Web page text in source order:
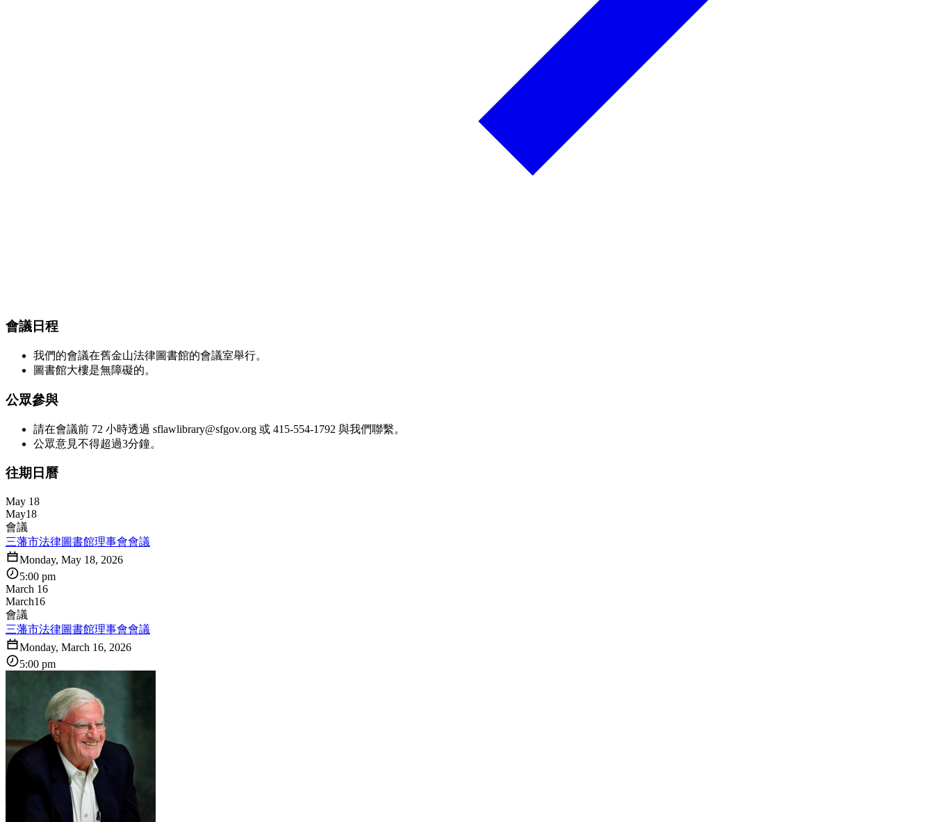
會議日程
我們的會議在舊金山法律圖書館的會議室舉行。
圖書館大樓是無障礙的。
公眾參與
請在會議前 72 小時透過 sflawlibrary@sfgov.org 或 415-554-1792 與我們聯繫。
公眾意見不得超過3分鐘。
往期日曆
May 18
May18
會議
三藩市法律圖書館理事會會議
Monday, May 18, 2026
5:00 pm
March 16
March16
會議
三藩市法律圖書館理事會會議
Monday, March 16, 2026
5:00 pm